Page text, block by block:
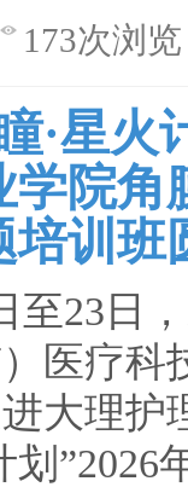
173次浏览
·星火
院角
训班
至23日
）医疗科
大理护
”2026